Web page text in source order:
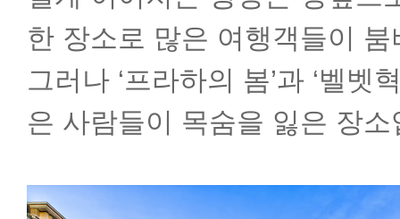
한 장소로 많은 여행객들이
그러나 ‘프라하의 봄’과 ‘벨
은 사람들이 목숨을 잃은 장소